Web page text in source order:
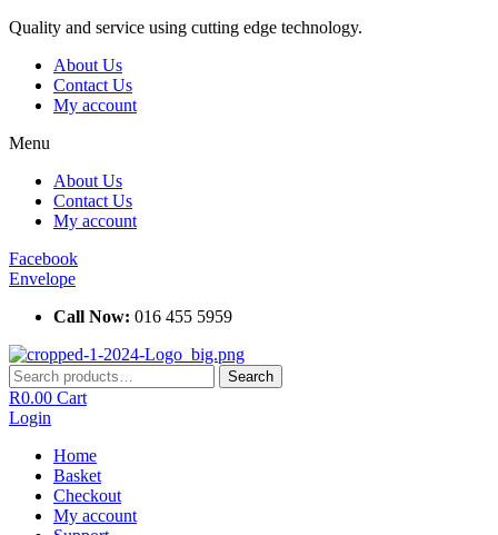
Skip
content
Quality and service using cutting edge technology.
About Us
Contact Us
My account
Menu
About Us
Contact Us
My account
Facebook
Envelope
Call Now: 016 455 5959
Search
for:
Search
R0.00 Cart
Login
Home
Basket
Checkout
My account